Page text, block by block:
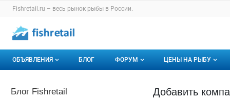
Раздел навигации по сайту fishretail.ru
Fishretail.ru – весь рынок рыбы в России.
Авторизация и меню пользователя
Навигация по разделам сайта fishretail.ru
ОБЪЯВЛЕНИЯ БЛОГ ФОРУМ ЦЕНЫ НА РЫБУ
Добавить
Блог Fishretail